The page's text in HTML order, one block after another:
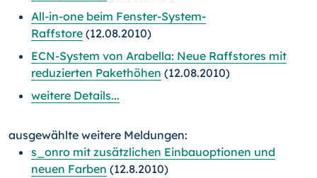
All-in-one beim Fenster-System-
Raffstore (12.08.2010)
ECN-System von Arabella: Neue Raffstores mit
reduzierten Pakethöhen (12.08.2010)
weitere Details...
ausgewählte weitere Meldungen:
s_onro mit zusätzlichen Einbauoptionen und
neuen Farben (12.8.2010)